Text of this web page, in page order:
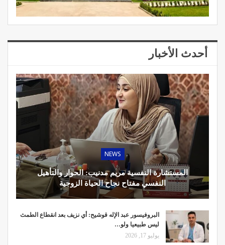
أحدث الأخبار
NEWS
المستشارة النفسية مريم مدنيب: الحوار والتأهيل
النفسي مفتاح نجاح الحياة الزوجية
البروفيسور عبد الإله قوشيح: أي نزيف بعد انقطاع الطمث
ليس طبيعيا ولو…
يوليو 17, 2026